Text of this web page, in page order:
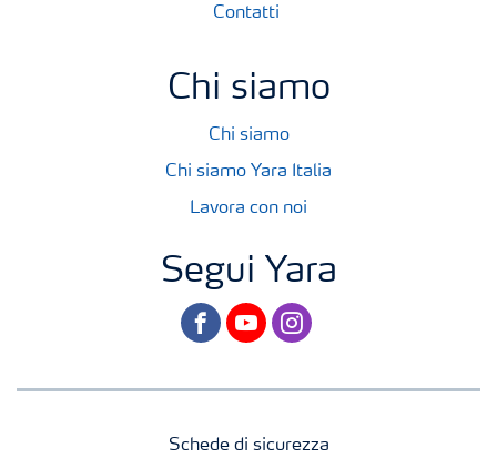
Contatti
Chi siamo
Chi siamo
Chi siamo Yara Italia
Lavora con noi
Segui Yara
facebookyoutubeinstagram
Schede di sicurezza